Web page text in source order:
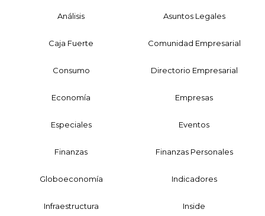
Análisis Asuntos Legales
Caja Fuerte Comunidad Empresarial
Consumo Directorio Empresarial
Economía Empresas
Especiales Eventos
Finanzas Finanzas Personales
Globoeconomía Indicadores
Infraestructura Inside